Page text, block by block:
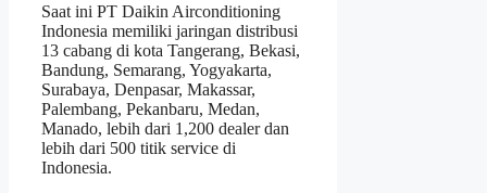
Saat ini PT Daikin Airconditioning
Indonesia memiliki jaringan distribusi
13 cabang di kota Tangerang, Bekasi,
Bandung, Semarang, Yogyakarta,
Surabaya, Denpasar, Makassar,
Palembang, Pekanbaru, Medan,
Manado, lebih dari 1,200 dealer dan
lebih dari 500 titik service di
Indonesia.